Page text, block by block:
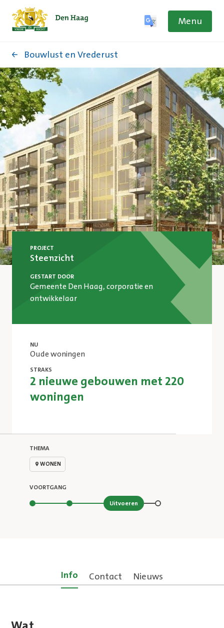
Menu
Bouwlust en Vrederust
PROJECT
Steenzicht
GESTART DOOR
Gemeente Den Haag, corporatie en
ontwikkelaar
NU
Oude woningen
STRAKS
2 nieuwe gebouwen met 220
woningen
THEMA
WONEN
VOORTGANG
Stap 3 van 4
Uitvoeren
Info Contact Nieuws